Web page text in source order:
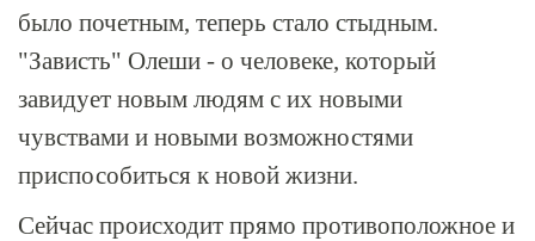
было почетным, теперь стало стыдным.
"Зависть" Олеши - о человеке, который
завидует новым людям с их новыми
чувствами и новыми возможностями
приспособиться к новой жизни.
Сейчас происходит прямо противоположное и